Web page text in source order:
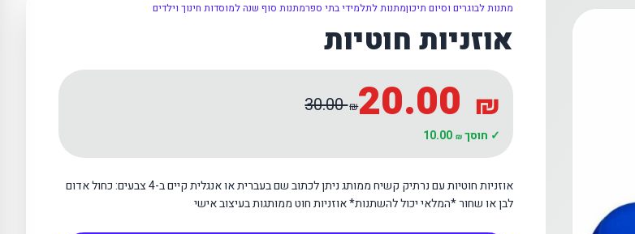
מתנות לבוגרים וסיום תיכוןמתנות לתלמידי בתי ספרמתנות סוף שנה למוסדות חינוך וילדים
אוזניות חוטיות
20.00 ₪
30.00₪
✓ חוסך 10.00 ₪
אוזניות חוטיות עם נרתיק קשיח ממותג ניתן לכתוב שם בעברית או אנגלית קיים ב-4 צבעים: כחול אדום
לבן או שחור *המלאי יכול להשתנות* אוזניות חוט ממותגות בעיצוב אישי